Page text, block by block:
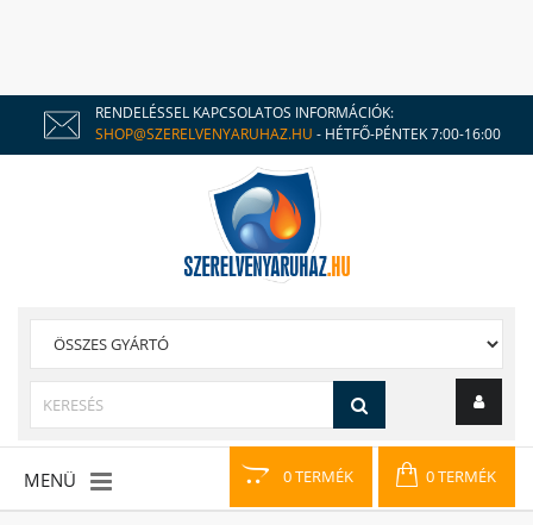
RENDELÉSSEL KAPCSOLATOS INFORMÁCIÓK:
SHOP@SZERELVENYARUHAZ.HU - HÉTFŐ-PÉNTEK 7:00-16:00
0 TERMÉK 0 TERMÉK
MENÜ